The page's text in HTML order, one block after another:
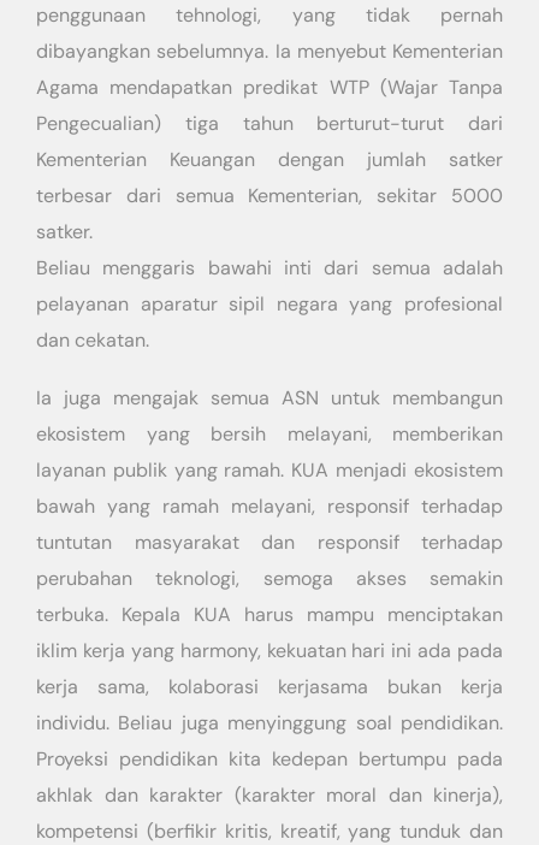
penggunaan tehnologi, yang tidak pernah
dibayangkan sebelumnya. Ia menyebut Kementerian
Agama mendapatkan predikat WTP (Wajar Tanpa
Pengecualian) tiga tahun berturut-turut dari
Kementerian Keuangan dengan jumlah satker
terbesar dari semua Kementerian, sekitar 5000
satker.
Beliau menggaris bawahi inti dari semua adalah
pelayanan aparatur sipil negara yang profesional
dan cekatan.
Ia juga mengajak semua ASN untuk membangun
ekosistem yang bersih melayani, memberikan
layanan publik yang ramah. KUA menjadi ekosistem
bawah yang ramah melayani, responsif terhadap
tuntutan masyarakat dan responsif terhadap
perubahan teknologi, semoga akses semakin
terbuka. Kepala KUA harus mampu menciptakan
iklim kerja yang harmony, kekuatan hari ini ada pada
kerja sama, kolaborasi kerjasama bukan kerja
individu. Beliau juga menyinggung soal pendidikan.
Proyeksi pendidikan kita kedepan bertumpu pada
akhlak dan karakter (karakter moral dan kinerja),
kompetensi (berfikir kritis, kreatif, yang tunduk dan